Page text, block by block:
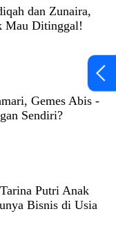
dan Zunaira,
Mau Ditinggal!
Gemes Abis -
Sendiri?
Putri Anak
Bisnis di Usia